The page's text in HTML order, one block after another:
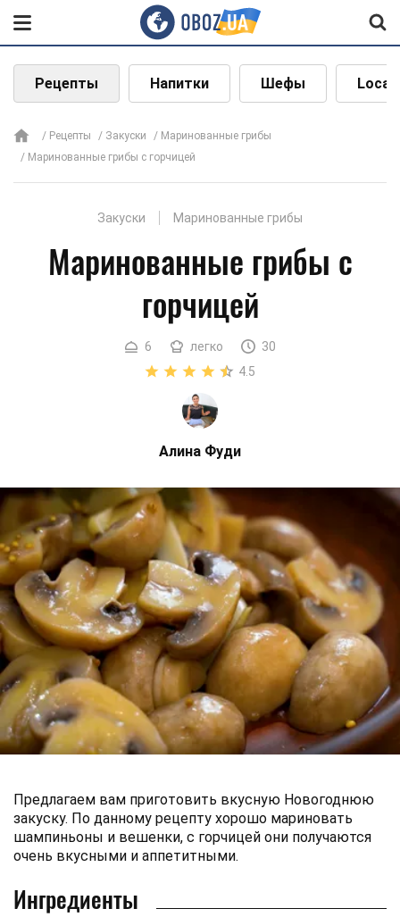
Рецепты Напитки Шефы Local
Рецепты Закуски
Маринованные грибы
Маринованные грибы с горчицей
Закуски Маринованные грибы
Маринованные грибы с
горчицей
6 легко
30
4.5
Алина Фуди
Предлагаем вам приготовить вкусную Новогоднюю
закуску. По данному рецепту хорошо мариновать
шампиньоны и вешенки, с горчицей они получаются
очень вкусными и аппетитными.
Ингредиенты